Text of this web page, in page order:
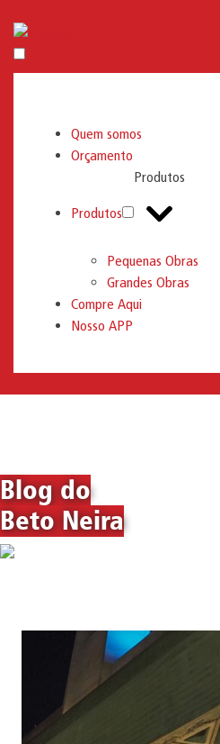
Engemix
Quem somos
Orçamento
Produtos
Produtos
Pequenas Obras
Grandes Obras
Compre Aqui
Nosso APP
Blog do
Beto Neira